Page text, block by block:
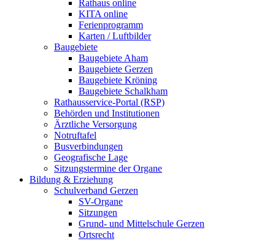
Rathaus online
KITA online
Ferienprogramm
Karten / Luftbilder
Baugebiete
Baugebiete Aham
Baugebiete Gerzen
Baugebiete Kröning
Baugebiete Schalkham
Rathausservice-Portal (RSP)
Behörden und Institutionen
Ärztliche Versorgung
Notruftafel
Busverbindungen
Geografische Lage
Sitzungstermine der Organe
Bildung & Erziehung
Schulverband Gerzen
SV-Organe
Sitzungen
Grund- und Mittelschule Gerzen
Ortsrecht